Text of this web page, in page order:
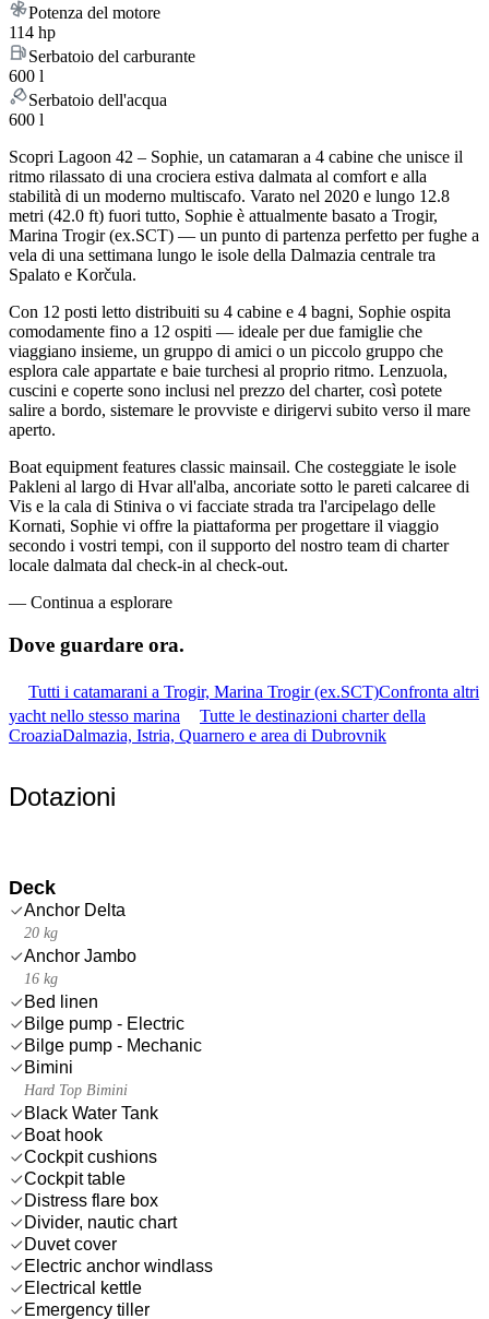
Potenza del motore
114 hp
Serbatoio del carburante
600 l
Serbatoio dell'acqua
600 l
Scopri Lagoon 42 – Sophie, un catamaran a 4 cabine che unisce il
ritmo rilassato di una crociera estiva dalmata al comfort e alla
stabilità di un moderno multiscafo. Varato nel 2020 e lungo 12.8
metri (42.0 ft) fuori tutto, Sophie è attualmente basato a Trogir,
Marina Trogir (ex.SCT) — un punto di partenza perfetto per fughe a
vela di una settimana lungo le isole della Dalmazia centrale tra
Spalato e Korčula.
Con 12 posti letto distribuiti su 4 cabine e 4 bagni, Sophie ospita
comodamente fino a 12 ospiti — ideale per due famiglie che
viaggiano insieme, un gruppo di amici o un piccolo gruppo che
esplora cale appartate e baie turchesi al proprio ritmo. Lenzuola,
cuscini e coperte sono inclusi nel prezzo del charter, così potete
salire a bordo, sistemare le provviste e dirigervi subito verso il mare
aperto.
Boat equipment features classic mainsail. Che costeggiate le isole
Pakleni al largo di Hvar all'alba, ancoriate sotto le pareti calcaree di
Vis e la cala di Stiniva o vi facciate strada tra l'arcipelago delle
Kornati, Sophie vi offre la piattaforma per progettare il viaggio
secondo i vostri tempi, con il supporto del nostro team di charter
locale dalmata dal check-in al check-out.
— Continua a esplorare
Dove guardare ora.
Tutti i catamarani a Trogir, Marina Trogir (ex.SCT)Confronta altri
yacht nello stesso marina
Tutte le destinazioni charter della
CroaziaDalmazia, Istria, Quarnero e area di Dubrovnik
Dotazioni
Deck
Anchor Delta
20 kg
Anchor Jambo
16 kg
Bed linen
Bilge pump - Electric
Bilge pump - Mechanic
Bimini
Hard Top Bimini
Black Water Tank
Boat hook
Cockpit cushions
Cockpit table
Distress flare box
Divider, nautic chart
Duvet cover
Electric anchor windlass
Electrical kettle
Emergency tiller